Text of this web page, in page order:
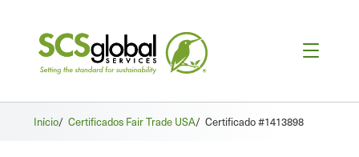
Início/ Certificados Fair Trade USA/ Certificado #1413898